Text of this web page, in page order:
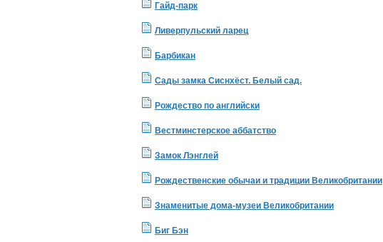
Гайд-парк
Ливерпульский ларец
Барбикан
Сады замка Сиснхёст. Белый сад.
Рождество по английски
Вестминстерское аббатство
Замок Лэнглей
Рождественские обычаи и традиции Великобритании
Знаменитые дома-музеи Великобритании
Биг Бэн